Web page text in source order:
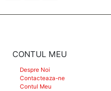
CONTUL MEU
Despre Noi
Contacteaza-ne
Contul Meu